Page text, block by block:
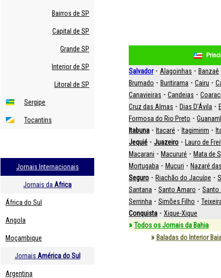
Bairros de SP
Capital de SP
Grande SP
Interior de SP
Litoral de SP
Sergipe
Tocantins
Jornais Internacionais
Jornais da Africa
África do Sul
Angola
Moçambique
Jornais América do Sul
Argentina
Salvador- Alagoinhas - Banzaê
Brumado - Buritirama - Cairu -
Canavieiras - Candeias -
Cruz das Almas - Dias D'Ávila -
Formosa do Rio Preto -
Itabuna - Itacaré - Itagimirim -
Jequié - Juazeiro -
Lauro de
Macarani - Macururé - Mata de
Mortugaba - Mucuri - Nazaré
Seguro - Riachão do Jacuípe -
Santana - Santo Amaro - Santo
Serrinha - Simões Filho -
Conquista - Xique-Xique
» Todos os Jornais da Bahia
» Baladas do Interior